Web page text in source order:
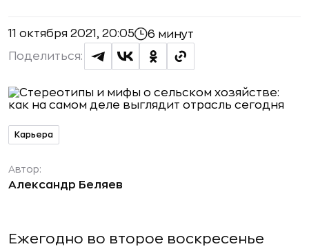
11 октября 2021, 20:05 6 минут
Поделиться:
Карьера
Автор:
Александр Беляев
Ежегодно во второе воскресенье